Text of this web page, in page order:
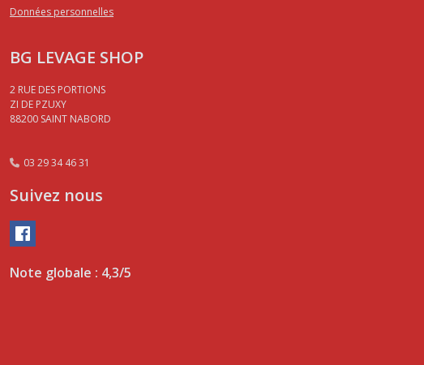
Données personnelles
BG LEVAGE SHOP
2 RUE DES PORTIONS
ZI DE PZUXY
88200 SAINT NABORD
03 29 34 46 31
Suivez nous
Note globale : 4,3/5